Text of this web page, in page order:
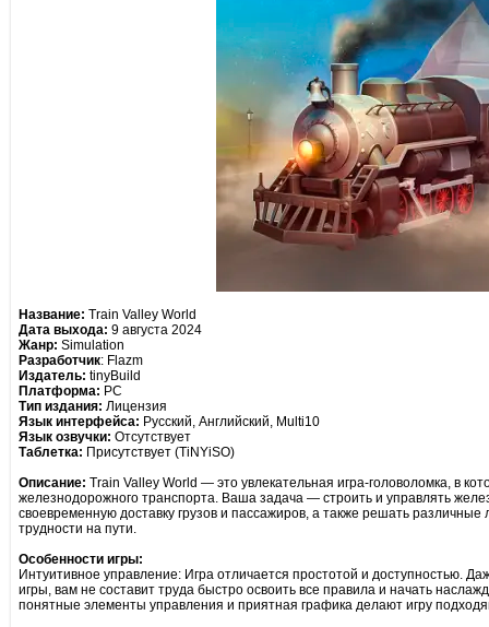
Название: Train Valley World
Дата выхода: 9 августа 2024
Жанр: Simulation
Разработчик: Flazm
Издатель: tinyBuild
Платформа: PC
Тип издания: Лицензия
Язык интерфейса: Русский, Английский, Multi10
Язык озвучки: Отсутствует
Таблетка: Присутствует (TiNYiSO)
Описание: Train Valley World — это увлекательная игра-головоломка, в
железнодорожного транспорта. Ваша задача — строить и управлять
своевременную доставку грузов и пассажиров, а также решать различные
трудности на пути.
Особенности игры:
Интуитивное управление: Игра отличается простотой и доступностью.
игры, вам не составит труда быстро освоить все правила и начать
понятные элементы управления и приятная графика делают игру